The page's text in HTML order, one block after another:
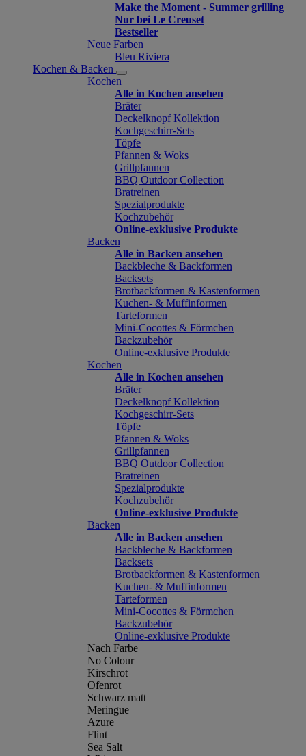
Make the Moment - Summer grilling
Nur bei Le Creuset
Bestseller
Neue Farben
Bleu Riviera
Kochen & Backen
Kochen
Alle in Kochen ansehen
Bräter
Deckelknopf Kollektion
Kochgeschirr-Sets
Töpfe
Pfannen & Woks
Grillpfannen
BBQ Outdoor Collection
Bratreinen
Spezialprodukte
Kochzubehör
Online-exklusive Produkte
Backen
Alle in Backen ansehen
Backbleche & Backformen
Backsets
Brotbackformen & Kastenformen
Kuchen- & Muffinformen
Tarteformen
Mini-Cocottes & Förmchen
Backzubehör
Online-exklusive Produkte
Kochen
Alle in Kochen ansehen
Bräter
Deckelknopf Kollektion
Kochgeschirr-Sets
Töpfe
Pfannen & Woks
Grillpfannen
BBQ Outdoor Collection
Bratreinen
Spezialprodukte
Kochzubehör
Online-exklusive Produkte
Backen
Alle in Backen ansehen
Backbleche & Backformen
Backsets
Brotbackformen & Kastenformen
Kuchen- & Muffinformen
Tarteformen
Mini-Cocottes & Förmchen
Backzubehör
Online-exklusive Produkte
Nach Farbe
No Colour
Kirschrot
Ofenrot
Schwarz matt
Meringue
Azure
Flint
Sea Salt